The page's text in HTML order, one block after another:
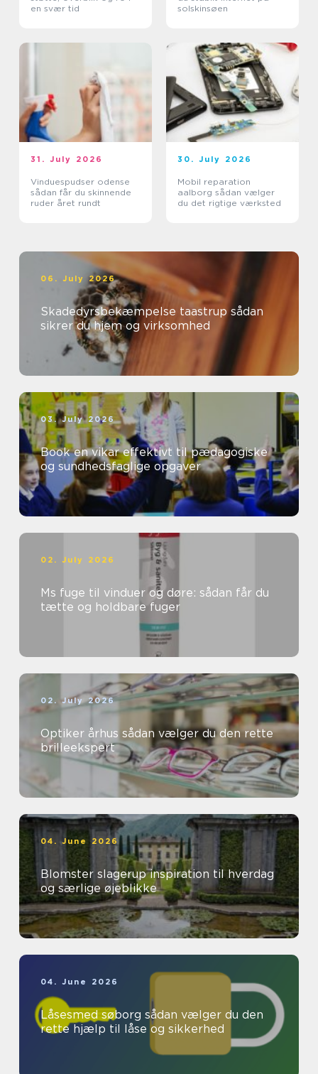
en svær tid
solskinsøen
31. July 2026
Vinduespudser odense
sådan får du skinnende
ruder året rundt
30. July 2026
Mobil reparation
aalborg sådan vælger
du det rigtige værksted
06. July 2026
Skadedyrsbekæmpelse taastrup sådan
sikrer du hjem og virksomhed
03. July 2026
Book en vikar effektivt til pædagogiske
og sundhedsfaglige opgaver
02. July 2026
Ms fuge til vinduer og døre: sådan får du
tætte og holdbare fuger
02. July 2026
Optiker århus sådan vælger du den rette
brilleekspert
04. June 2026
Blomster slagerup inspiration til hverdag
og særlige øjeblikke
04. June 2026
Låsesmed søborg sådan vælger du den
rette hjælp til låse og sikkerhed